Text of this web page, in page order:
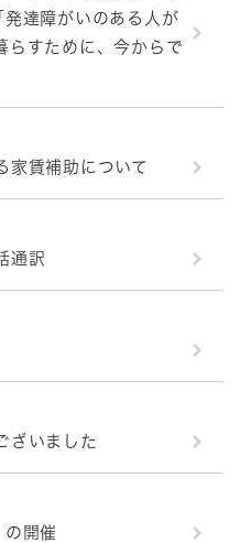
達障がいのある人が
らすために、今からで
家賃補助について
通訳
ざいました
開催